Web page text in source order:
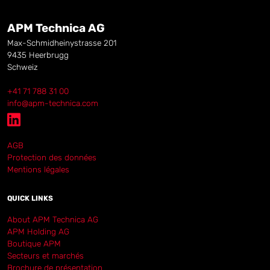
APM Technica AG
Max-Schmidheinystrasse 201
9435 Heerbrugg
Schweiz
+41 71 788 31 00
info@apm-technica.com
AGB
Protection des données
Mentions légales
QUICK LINKS
About APM Technica AG
APM Holding AG
Boutique APM
Secteurs et marchés
Brochure de présentation